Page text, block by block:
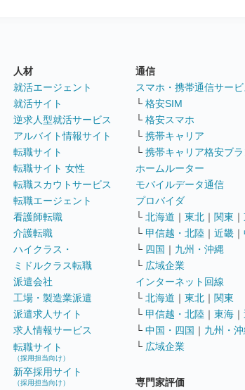
人材
就活エージェント
就活サイト
逆求人型就活サービス
アルバイト情報サイト
転職サイト
転職サイト 女性
転職スカウトサービス
転職エージェント
看護師転職
介護転職
ハイクラス・
ミドルクラス転職
派遣会社
工場・製造業派遣
派遣求人サイト
求人情報サービス
転職サイト
（採用担当向け）
新卒採用サイト
（採用担当向け）
通信
スマホ・携帯通信サービ
└ 格安SIM
└ 格安スマホ
└ 携帯キャリア
└ 携帯キャリア格安ブラ
ホームルーター
モバイルデータ通信
プロバイダ
└ 北海道 ｜ 東北 ｜ 関東 ｜
└ 甲信越・北陸 ｜ 近畿 ｜
└ 四国 ｜ 九州・沖縄
└ 広域企業
インターネット回線
└ 北海道 ｜ 東北 ｜ 関東
└ 甲信越・北陸 ｜ 東海 ｜
└ 中国・四国 ｜ 九州・沖
└ 広域企業
専門家評価